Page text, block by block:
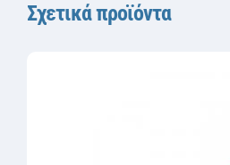
Σχετικά προϊόντα